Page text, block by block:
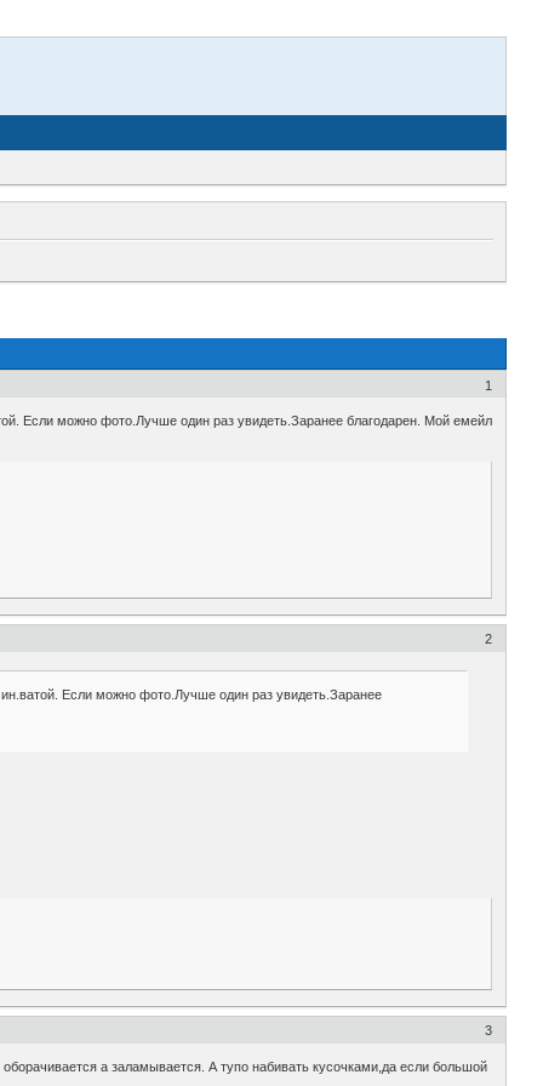
1
Если можно фото.Лучше один раз увидеть.Заранее благодарен. Мой емейл
2
Если можно фото.Лучше один раз увидеть.Заранее
3
а заламывается. А тупо набивать кусочками,да если большой